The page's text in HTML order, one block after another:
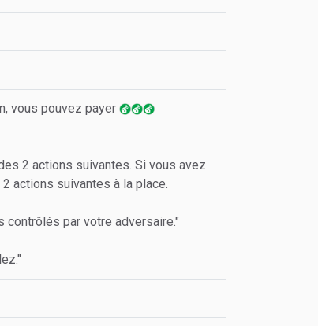
vous pouvez payer
2 actions suivantes. Si vous avez
actions suivantes à la place.
par votre adversaire."